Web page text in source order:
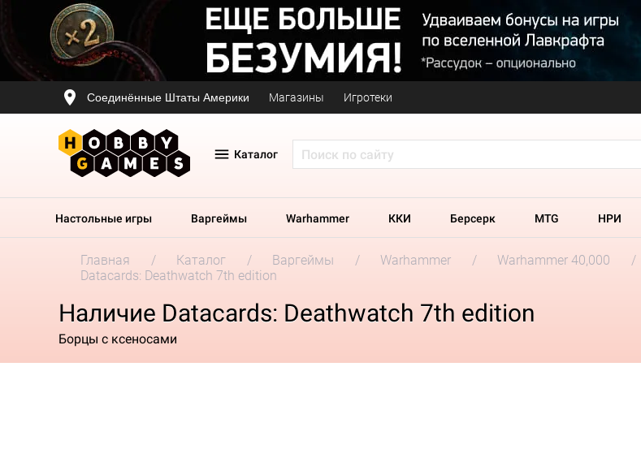
Соединённые Штаты Америки Магазины Игротеки
Каталог
Настольные игры Варгеймы Warhammer ККИ Берсерк MTG НРИ
Главная Каталог Варгеймы Warhammer Warhammer 40,000
Datacards: Deathwatch 7th edition
Наличие Datacards: Deathwatch 7th edition
Борцы с ксеносами